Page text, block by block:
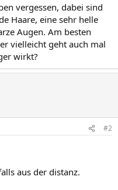
vergessen, dabei sind
Haare, eine sehr helle
Augen. Am besten
vielleicht geht auch mal
wirkt?
#2
aus der distanz.